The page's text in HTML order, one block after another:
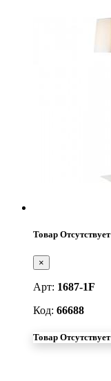
Товар Отсутствует
×
Арт: 1687-1F
Код: 66688
Товар Отсутствует